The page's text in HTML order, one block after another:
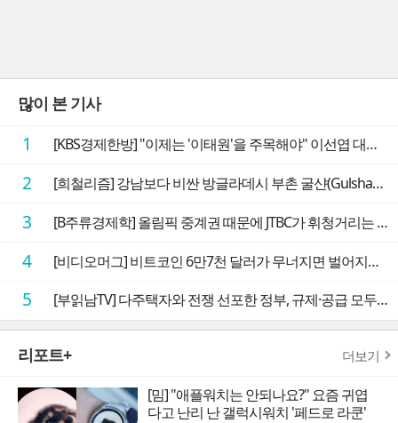
많이 본 기사
1 [KBS경제한방] "이제는 '이태원'을 주목해야" 이선엽 대표가 말하는 AI 시대 투자 성과를 가르는 지점들
2 [희철리즘] 강남보다 비싼 방글라데시 부촌 굴샨(Gulshan)의 극단적인 모습에 충격을 받다
3 [B주류경제학] 올림픽 중계권 때문에 JTBC가 휘청거리는 이유
4 [비디오머그] 비트코인 6만7천 달러가 무너지면 벌어지는 일
5 [부읽남TV] 다주택자와 전쟁 선포한 정부, 규제·공급 모두 실효성 의문
리포트+ 더보기
[밈] "애플워치는 안되나요?" 요즘 귀엽
다고 난리 난 갤럭시워치 '페드로 라쿤'